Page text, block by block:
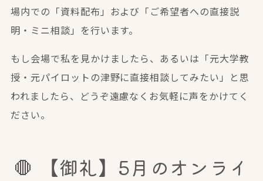
場内での「資料配布」および「ご希望者への直接説
明・ミニ相談」を行います。
もし会場で私を見かけましたら、あるいは「元大学教
授・元パイロットの津野に直接相談してみたい」と思
われましたら、どうぞ遠慮なくお気軽に声をかけてく
ださい。
🛑 【御礼】5月のオンライ